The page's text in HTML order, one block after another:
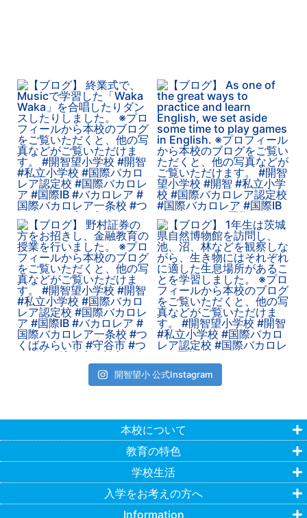
開智望小 公式Instagram
本校について
教育の特色
学校生活
入学をお考えの方へ
Information